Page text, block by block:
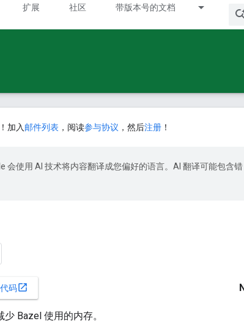
扩展 社区 带版本号的文档
加入 邮件列表 ，阅读参与协议 ，然后注册 ！
会使用 AI 技术将内容翻译成您偏好的语言。AI 翻译可能包含错
码open_in_new
Bazel 使用的内存。